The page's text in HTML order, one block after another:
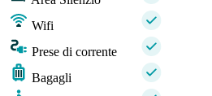
Wifi
Prese di corrente
Bagagli